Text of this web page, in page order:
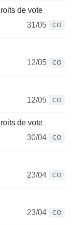
de vote
31/05
CO
12/05
CO
12/05
CO
de vote
30/04
CO
23/04
CO
23/04
CO